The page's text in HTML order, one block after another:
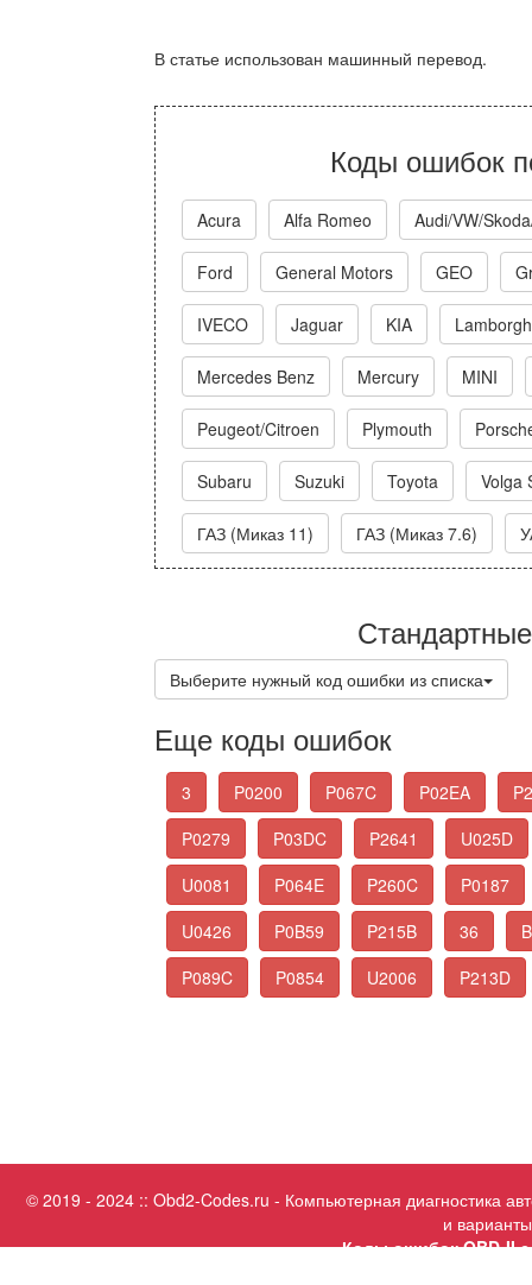
В статье использован машинный перевод.
Коды ошибок
Acura Alfa Romeo Audi/VW/
Ford General Motors GEO
IVECO Jaguar KIA
Mercedes Benz Mercury MINI
Peugeot/Citroen Plymouth
Subaru Suzuki Toyota Volga
ГАЗ (Миказ 11) ГАЗ (Миказ 7.6)
Выберите нужный код ошибки из списка
Еще коды ошибок
3 P0200 P067C P02EA
P0279
P03DC P2641
U025D
U0081
P064E P260C
P0187
U0426
P0B59 P215B 36
P089C
P0854 U2006 P213D
© 2019 - 2024 :: Obd2-Codes.ru - Компьютерная диагностика
и
Коды ошибок OBD-II